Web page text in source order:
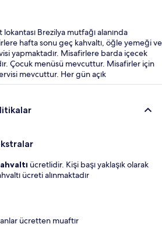
Brezilya mutfağı alanında
hafta sonu geç kahvaltı, öğle yemeği ve
yapmaktadır. Misafirlere barda içecek
Çocuk menüsü mevcuttur. Misafirler için
mevcuttur. Her gün açık
ücretlidir. Kişi başı yaklaşık olarak
ücreti alınmaktadır
ücretten muaftır